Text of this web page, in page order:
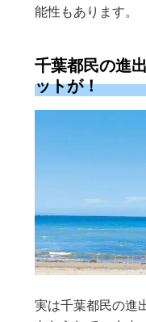
能性もあります。
千葉都民の進
ットが！
実は千葉都民の進